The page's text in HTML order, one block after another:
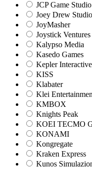
JCP Game Studio
Joey Drew
JoyMasher
Joystick
Kalypso Media
Kasedo Games
Kepler Interactive
KISS
Klabater
Klei
KMBOX
Knights Peak
KOEI TECMO
KONAMI
Kongregate
Kraken Express
Kunos